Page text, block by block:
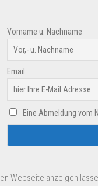
Vorname u. Nachname
Email
Eine Abmeldung vom
Webseite anzeigen